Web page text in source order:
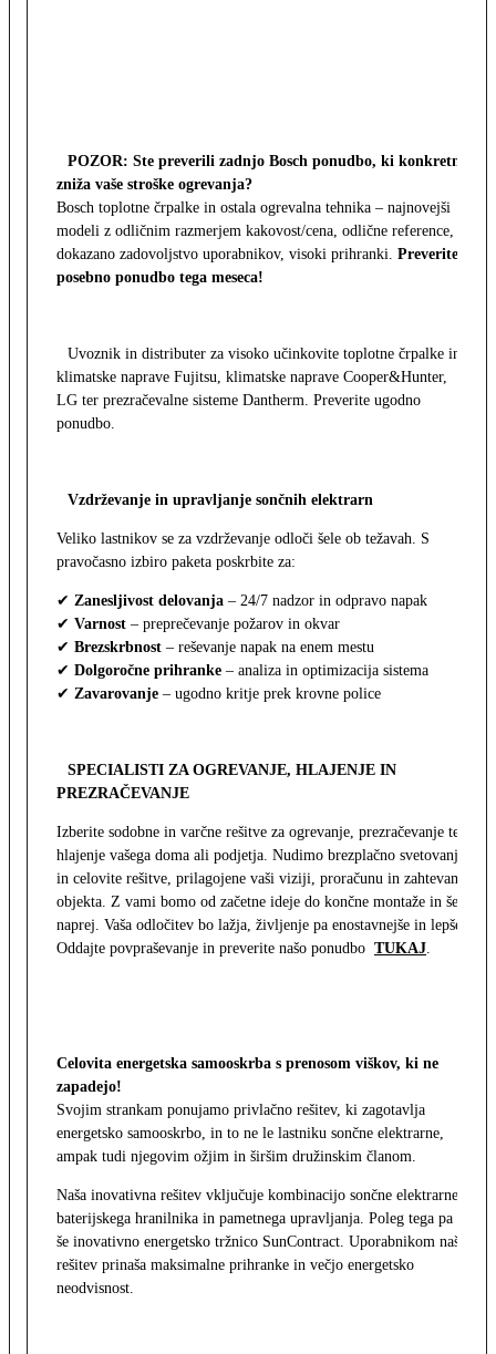
POZOR: Ste preverili zadnjo Bosch ponudbo, ki konkretno
zniža vaše stroške ogrevanja?
Bosch toplotne črpalke in ostala ogrevalna tehnika – najnovejši
modeli z odličnim razmerjem kakovost/cena, odlične reference,
dokazano zadovoljstvo uporabnikov, visoki prihranki. Preverite
posebno ponudbo tega meseca!
Uvoznik in distributer za visoko učinkovite toplotne črpalke in
klimatske naprave Fujitsu, klimatske naprave Cooper&Hunter,
LG ter prezračevalne sisteme Dantherm. Preverite ugodno
ponudbo.
Vzdrževanje in upravljanje sončnih elektrarn
Veliko lastnikov se za vzdrževanje odloči šele ob težavah. S
pravočasno izbiro paketa poskrbite za:
✔ Zanesljivost delovanja – 24/7 nadzor in odpravo napak
✔ Varnost – preprečevanje požarov in okvar
✔ Brezskrbnost – reševanje napak na enem mestu
✔ Dolgoročne prihranke – analiza in optimizacija sistema
✔ Zavarovanje – ugodno kritje prek krovne police
SPECIALISTI ZA OGREVANJE, HLAJENJE IN
PREZRAČEVANJE
Izberite sodobne in varčne rešitve za ogrevanje, prezračevanje ter
hlajenje vašega doma ali podjetja. Nudimo brezplačno svetovanje
in celovite rešitve, prilagojene vaši viziji, proračunu in zahtevam
objekta. Z vami bomo od začetne ideje do končne montaže in še
naprej. Vaša odločitev bo lažja, življenje pa enostavnejše in lepše.
Oddajte povpraševanje in preverite našo ponudbo TUKAJ.
Celovita energetska samooskrba s prenosom viškov, ki ne
zapadejo!
Svojim strankam ponujamo privlačno rešitev, ki zagotavlja
energetsko samooskrbo, in to ne le lastniku sončne elektrarne,
ampak tudi njegovim ožjim in širšim družinskim članom.
Naša inovativna rešitev vključuje kombinacijo sončne elektrarne,
baterijskega hranilnika in pametnega upravljanja. Poleg tega pa
še inovativno energetsko tržnico SunContract. Uporabnikom naša
rešitev prinaša maksimalne prihranke in večjo energetsko
neodvisnost.